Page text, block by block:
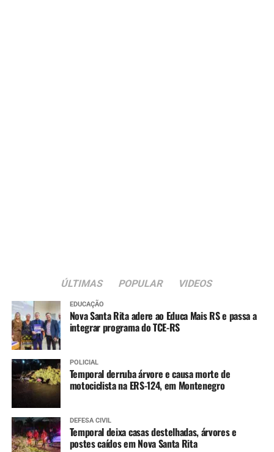
ÚLTIMAS POPULAR VIDEOS
EDUCAÇÃO
Nova Santa Rita adere ao Educa Mais RS e passa a
integrar programa do TCE-RS
POLICIAL
Temporal derruba árvore e causa morte de
motociclista na ERS-124, em Montenegro
DEFESA CIVIL
Temporal deixa casas destelhadas, árvores e
postes caídos em Nova Santa Rita